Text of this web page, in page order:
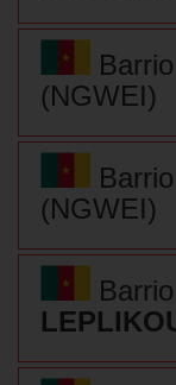
(NGWEI)
(NGWEI)